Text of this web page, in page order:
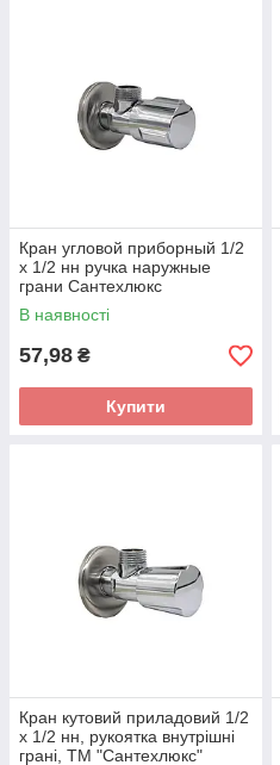
Кран угловой приборный 1/2
х 1/2 нн ручка наружные
грани Сантехлюкс
В наявності
57,98 ₴
Купити
Кран кутовий приладовий 1/2
х 1/2 нн, рукоятка внутрішні
грані, ТМ "Сантехлюкс"